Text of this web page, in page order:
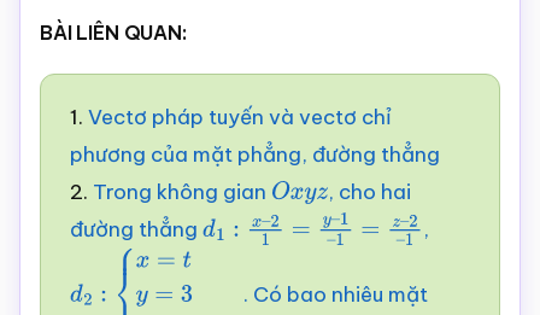
BÀI LIÊN QUAN:
1. Vectơ pháp tuyến và vectơ chỉ
phương của mặt phẳng, đường thẳng
2. Trong không gian Oxyz, cho hai
đường thẳng d1 x –21= y– 1–1=z– 2– ,
d2 { x=ty= 3z . Có bao nhiêu mặt